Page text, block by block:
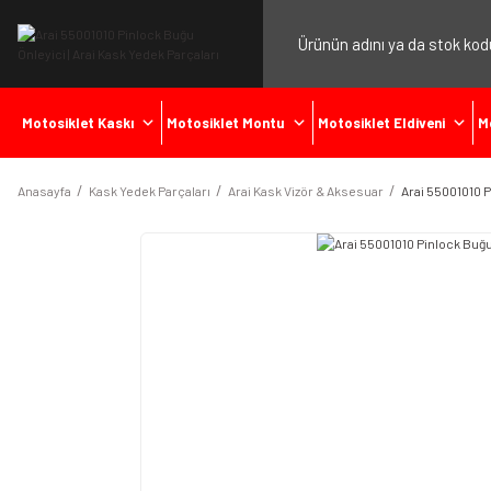
Motosiklet Kaskı Motosiklet Montu Motosiklet Eldiveni
Anasayfa Kask Yedek Parçaları Arai Kask Vizör & Aksesuar Arai 55001010